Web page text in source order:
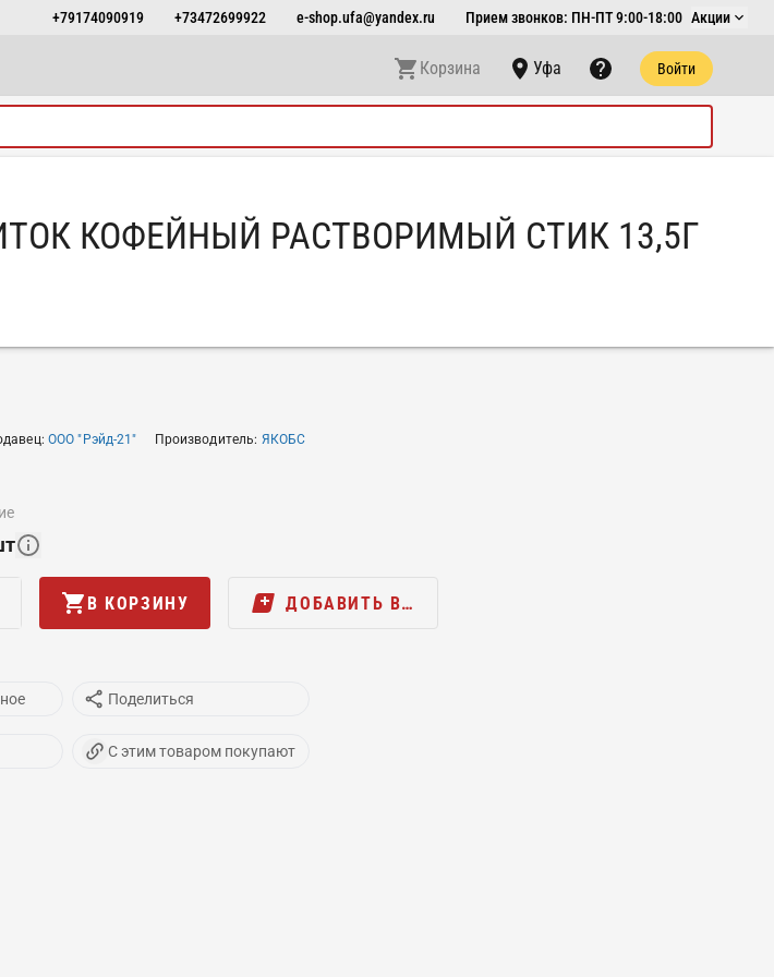
+79174090919 +73472699922 e-shop.ufa@yandex.ru Прием звонков: ПН-ПТ 9:00-18:00 Акции
Корзина Уфа Войти
КОФЕЙНЫЙ РАСТВОРИМЫЙ СТИК 13,5Г
: ООО "Рэйд-21" Производитель: ЯКОБС
В КОРЗИНУ ДОБАВИТЬ В…
Поделиться
С этим товаром покупают